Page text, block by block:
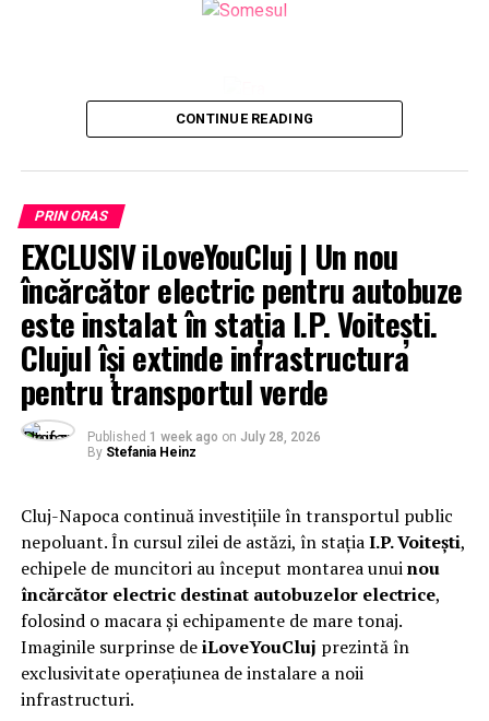
CONTINUE READING
PRIN ORAS
EXCLUSIV iLoveYouCluj | Un nou
încărcător electric pentru autobuze
este instalat în stația I.P. Voitești.
Clujul își extinde infrastructura
pentru transportul verde
Published 1 week ago on July 28, 2026
By Stefania Heinz
Cluj-Napoca continuă investițiile în transportul public
nepoluant. În cursul zilei de astăzi, în stațiaI.P. Voitești,
echipele de muncitori au început montarea unuinou
încărcător electric destinat autobuzelor electrice,
folosind o macara și echipamente de mare tonaj.
Imaginile surprinse deiLoveYouCluj prezintă în
exclusivitate operațiunea de instalare a noii
infrastructuri.